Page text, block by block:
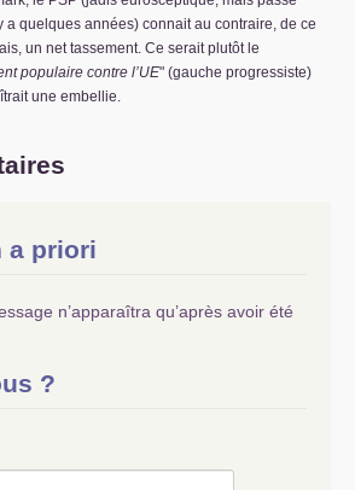
a quelques années) connait au contraire, de ce
un net tassement. Ce serait plutôt le
populaire contre l’UE" (gauche progressiste)
une embellie.
a priori
n’apparaîtra qu’après avoir été
?